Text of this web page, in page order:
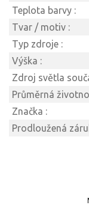
Teplota barvy :
Tvar / motiv :
Typ zdroje :
Výška :
Zdroj světla
Průměrná
Značka :
Prodloužená